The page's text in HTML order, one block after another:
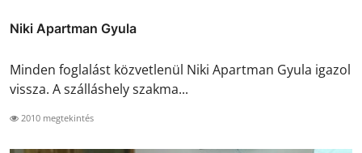
Niki Apartman Gyula
Minden foglalást közvetlenül Niki Apartman Gyula igazol
vissza. A szálláshely szakma...
2010 megtekintés